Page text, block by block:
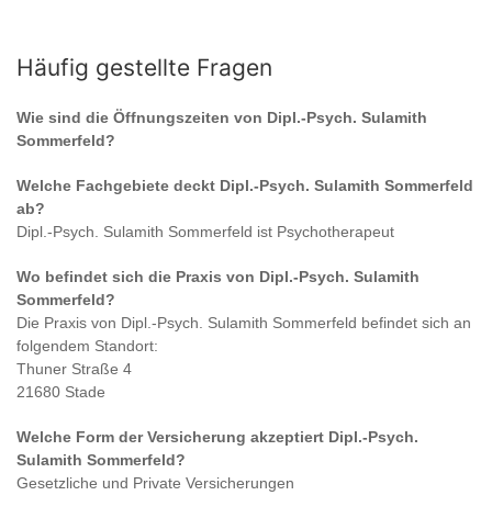
Häufig gestellte Fragen
Wie sind die Öffnungszeiten von Dipl.-Psych. Sulamith
Sommerfeld?
Welche Fachgebiete deckt Dipl.-Psych. Sulamith Sommerfeld
ab?
Dipl.-Psych. Sulamith Sommerfeld ist Psychotherapeut
Wo befindet sich die Praxis von Dipl.-Psych. Sulamith
Sommerfeld?
Die Praxis von Dipl.-Psych. Sulamith Sommerfeld befindet sich an
folgendem Standort:
Thuner Straße 4
21680 Stade
Welche Form der Versicherung akzeptiert Dipl.-Psych.
Sulamith Sommerfeld?
Gesetzliche und Private Versicherungen